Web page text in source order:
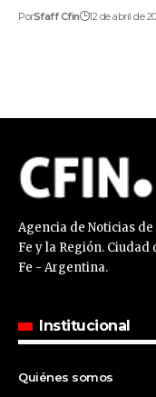
PorSfaff Cfin 12 de abril de
Agencia de Noticias
Fe y la Región. Ciudad
Fe - Argentina.
Institucional
Quiénes somos